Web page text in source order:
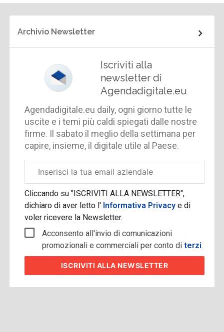
Archivio Newsletter
Iscriviti alla
newsletter di
Agendadigitale.eu
Agendadigitale.eu daily, ogni giorno tutte le
uscite e i temi più caldi spiegati dalle nostre
firme. Il sabato il meglio della settimana per
capire, insieme, il digitale utile al Paese.
aziendale
Cliccando su "ISCRIVITI ALLA NEWSLETTER",
dichiaro di aver letto l' Informativa Privacye di
voler ricevere la Newsletter.
Acconsento all'invio di comunicazioni
promozionali e commerciali per conto diterzi.
ISCRIVITI ALLA NEWSLETTER